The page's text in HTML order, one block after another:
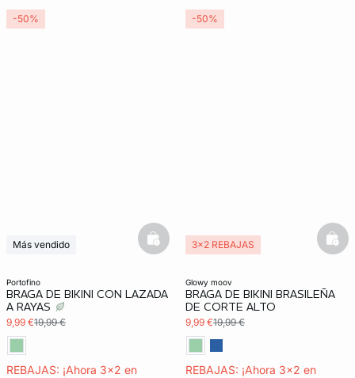
portofino
BRAGA DE BIKINI CON LAZADA
A RAYAS
9,99 €19,99 €
REBAJAS: ¡Ahora 3x2 en
Más vendido
Exclu Web
basketfull
-50%
glowy moov
BRAGA DE BIKINI BRASILEÑA
DE CORTE ALTO
9,99 €19,99 €
REBAJAS: ¡Ahora 3x2 en
3x2 REBAJAS
-50%